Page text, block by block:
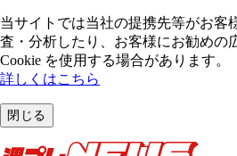
当サイトでは当社の提携先等がお客
査・分析したり、お客様にお勧めの
Cookie を使⽤する場合があります。
詳しくはこちら
閉じる